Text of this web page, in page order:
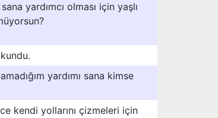
yardımcı olması için yaşlı
yardımı sana kimse
kendi yollarını çizmeleri için